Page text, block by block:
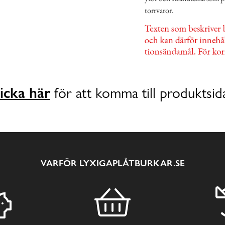
torrvaror.
här för att komma till
VARFÖR LYXIGAPLÅTBURKAR.SE